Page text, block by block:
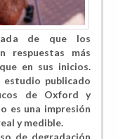
de que los
respuestas más
en sus inicios.
estudio publicado
de Oxford y
es una impresión
y medible.
de degradación